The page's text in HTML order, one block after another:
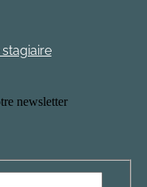
newsletter